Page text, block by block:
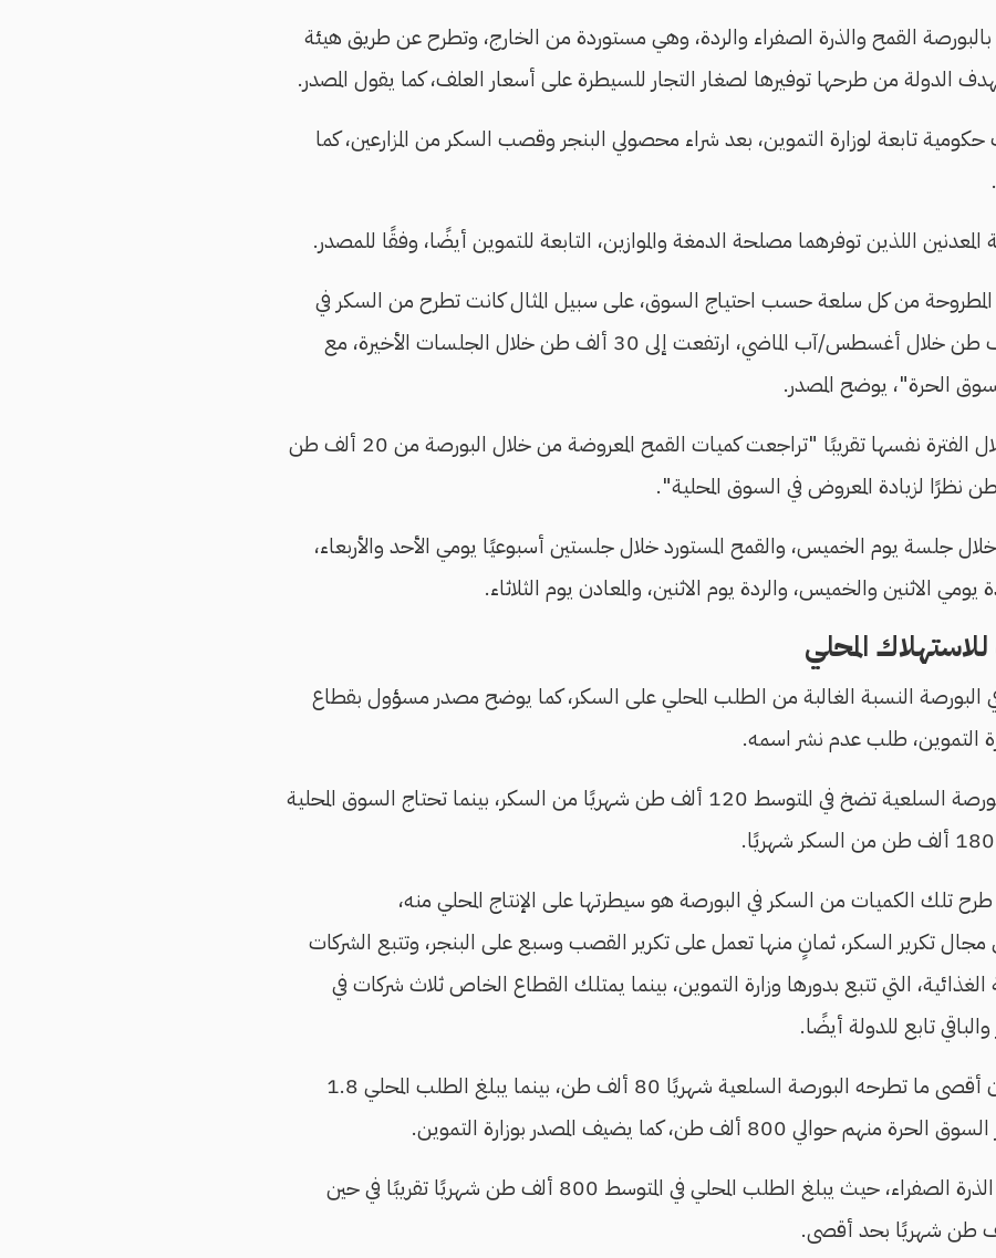
القمح والذرة الصفراء والردة، وهي مستوردة من الخارج، وتطرح عن طريق هيئة
الدولة من طرحها توفيرها لصغار التجار للسيطرة على أسعار العلف، كما يقول المصدر.
حكومية تابعة لوزارة التموين، بعد شراء محصولي البنجر وقصب السكر من المزارعين، كما
اللذين توفرهما مصلحة الدمغة والموازين، التابعة للتموين أيضًا، وفقًا للمصدر.
المطروحة من كل سلعة حسب احتياج السوق، على سبيل المثال كانت تطرح من السكر في
الجلسة الواحدة 5 آلاف طن خلال أغسطس/آب الماضي، ارتفعت إلى 30 ألف طن خلال الجلسات الأخيرة، مع
الحرة"، يوضح المصدر.
ويشير المصدر إلى أنه خلال الفترة نفسها تقريبًا "تراجعت كميات القمح المعروضة من خلال البورصة من 20 ألف طن
جلسة يوم الخميس، والقمح المستورد خلال جلستين أسبوعيًا يومي الأحد والأربعاء،
يومي الاثنين والخميس، والردة يوم الاثنين، والمعادن يوم الثلاثاء.
المحلي
البورصة النسبة الغالبة من الطلب المحلي على السكر، كما يوضح مصدر مسؤول بقطاع
التموين، طلب عدم نشر اسمه.
وحسب المصدر، فإن البورصة السلعية تضخ في المتوسط 120 ألف طن شهريًا من السكر، بينما تحتاج السوق المحلية
تلك الكميات من السكر في البورصة هو سيطرتها على الإنتاج المحلي منه،
في مجال تكرير السكر، ثمانٍ منها تعمل على تكرير القصب وسبع على البنجر، وتتبع الشركات
الغذائية، التي تتبع بدورها وزارة التموين، بينما يمتلك القطاع الخاص ثلاث شركات في
تابع للدولة أيضًا.
وعلى صعيد القمح، فإن أقصى ما تطرحه البورصة السلعية شهريًا 80 ألف طن، بينما يبلغ الطلب المحلي 1.8
800 ألف طن، كما يضيف المصدر بوزارة التموين.
الحال نفسها في مجال الذرة الصفراء، حيث يبلغ الطلب المحلي في المتوسط 800 ألف طن شهريًا تقريبًا في حين